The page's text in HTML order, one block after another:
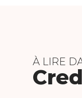
À LIRE